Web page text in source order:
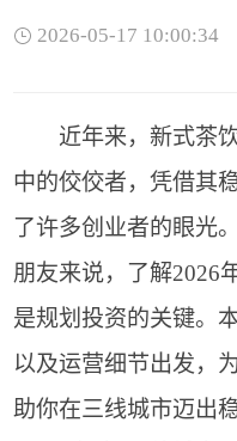
2026-05-17 10:00:34
近年来，新式茶饮
中的佼佼者，凭借其
了许多创业者的眼光
朋友来说，了解2026
是规划投资的关键。
以及运营细节出发，
助你在三线城市迈出